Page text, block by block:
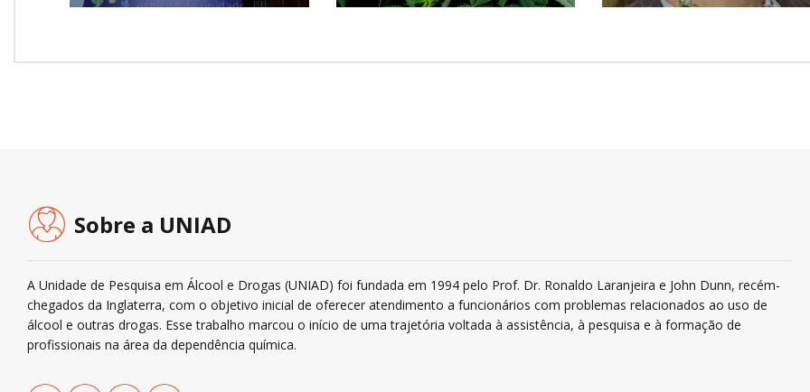
Sobre a UNIAD
A Unidade de Pesquisa em Álcool e Drogas (UNIAD) foi fundada em 1994 pelo Prof. Dr. Ronaldo Laranjeira e John Dunn, recém-
chegados da Inglaterra, com o objetivo inicial de oferecer atendimento a funcionários com problemas relacionados ao uso de
álcool e outras drogas. Esse trabalho marcou o início de uma trajetória voltada à assistência, à pesquisa e à formação de
profissionais na área da dependência química.